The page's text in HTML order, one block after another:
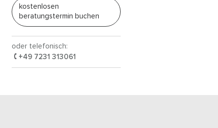
kostenlosen
beratungstermin buchen
oder telefonisch:
+49 7231 313061